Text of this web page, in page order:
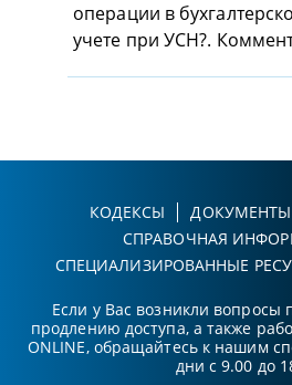
операции в
учете при УСН?.
КОДЕКСЫ
СПРАВОЧНАЯ
СПЕЦИАЛИЗИРОВАННЫЕ
Если у Вас возникли вопросы
продлению доступа, а также
ONLINE, обращайтесь к нашим
дни с 9.00 до